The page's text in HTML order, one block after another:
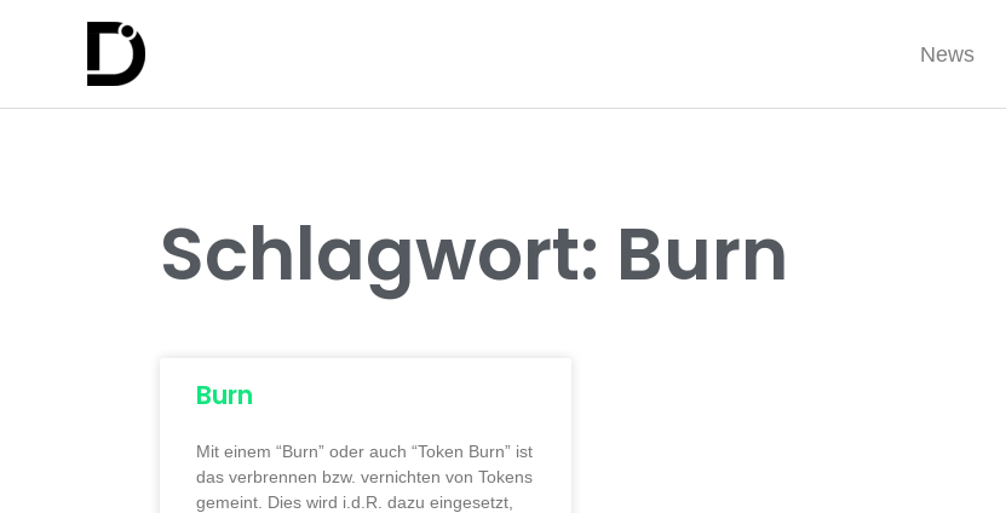
News
Schlagwort: Burn
Burn
Mit einem “Burn” oder auch “Token Burn” ist
das verbrennen bzw. vernichten von Tokens
gemeint. Dies wird i.d.R. dazu eingesetzt,